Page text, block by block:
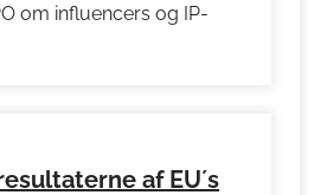
om influencers og IP-
af EU´s